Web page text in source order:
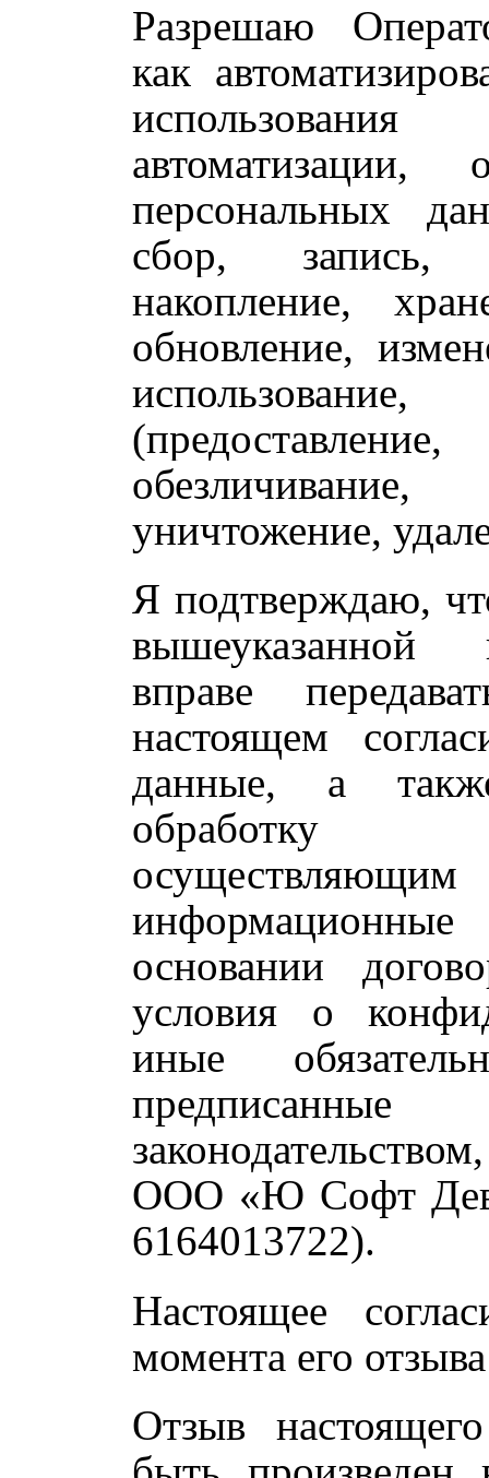
Разрешаю
как
автоматизации,
персональных
сбор,
запись,
накопление,
обновление,
уничтожение,
Я подтверждаю,
вправе
настоящем
данные, а
основании
условия о
иные
ООО «Ю Софт
6164013722).
Настоящее
момента его
Отзыв